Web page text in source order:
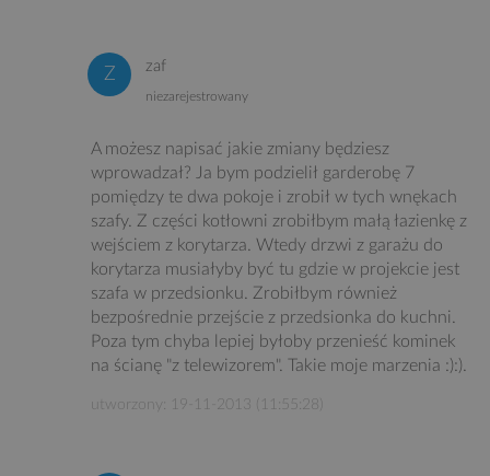
zaf
niezarejestrowany
A możesz napisać jakie zmiany będziesz
wprowadzał? Ja bym podzielił garderobę 7
pomiędzy te dwa pokoje i zrobił w tych wnękach
szafy. Z części kotłowni zrobiłbym małą łazienkę z
wejściem z korytarza. Wtedy drzwi z garażu do
korytarza musiałyby być tu gdzie w projekcie jest
szafa w przedsionku. Zrobiłbym również
bezpośrednie przejście z przedsionka do kuchni.
Poza tym chyba lepiej byłoby przenieść kominek
na ścianę "z telewizorem". Takie moje marzenia :):).
utworzony: 19-11-2013 (11:55:28)